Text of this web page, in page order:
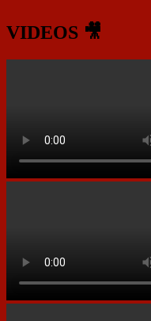
VIDEOS 🎥